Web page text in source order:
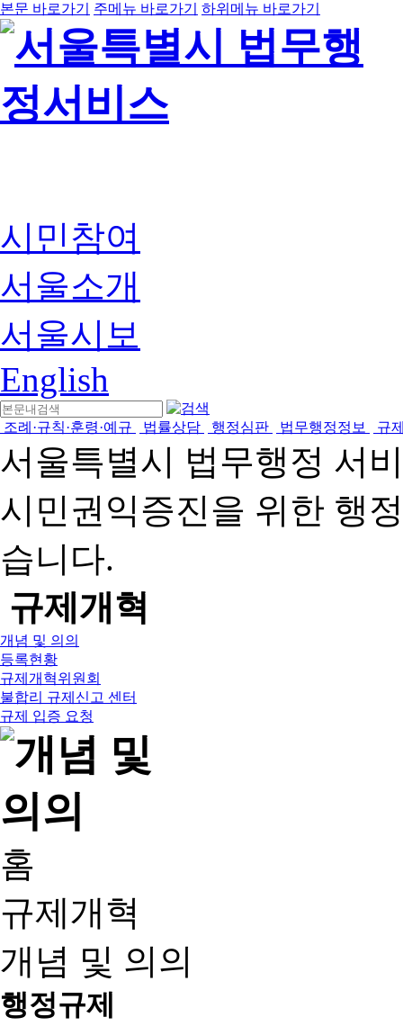
본문 바로가기 주메뉴 바로가기 하위메뉴 바로가기
시민참여
서울소개
서울시보
English
조례·규칙·훈령·예규 법률상담 행정심판 법무행정정보 규
서울특별시 법무행정 서
시민권익증진을 위한 행
습니다.
규제개혁
개념 및 의의
등록현황
규제개혁위원회
불합리 규제신고 센터
규제 입증 요청
홈
규제개혁
개념 및 의의
행정규제